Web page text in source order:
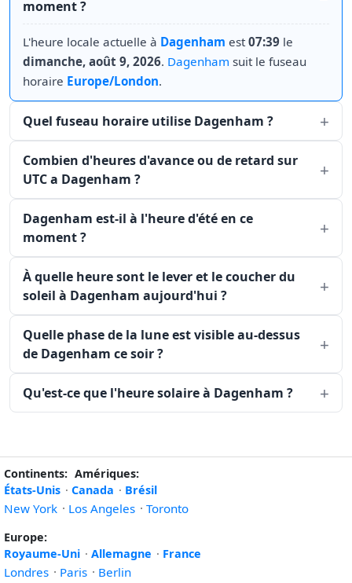
moment ?
L'heure locale actuelle à Dagenham est07:39 le
dimanche, août 9, 2026. Dagenham suit le fuseau
horaire Europe/London.
Quel fuseau horaire utilise Dagenham ?
Combien d'heures d'avance ou de retard sur
UTC a Dagenham ?
Dagenham est-il à l'heure d'été en ce
moment ?
À quelle heure sont le lever et le coucher du
soleil à Dagenham aujourd'hui ?
Quelle phase de la lune est visible au-dessus
de Dagenham ce soir ?
Qu'est-ce que l'heure solaire à Dagenham ?
Continents: Amériques:
États-Unis · Canada · Brésil
New York · Los Angeles · Toronto
Europe:
Royaume-Uni · Allemagne · France
Londres · Paris · Berlin